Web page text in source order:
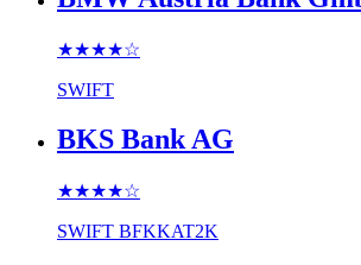
★★★★☆
SWIFT
BKS Bank AG
★★★★☆
SWIFT BFKKAT2K